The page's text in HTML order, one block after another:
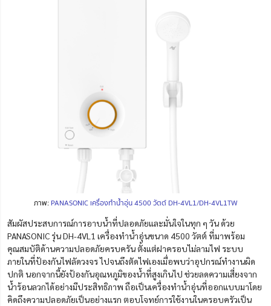
ภาพ: PANASONIC เครื่องทำน้ำอุ่น 4500 วัตต์ DH-4VL1/DH-4VL1TW
สัมผัสประสบการณ์การอาบน้ำที่ปลอดภัยและมั่นใจในทุก ๆ วัน ด้วย
PANASONIC รุ่น DH-4VL1 เครื่องทำน้ำอุ่นขนาด 4500 วัตต์ ที่มาพร้อม
คุณสมบัติด้านความปลอดภัยครบครัน ตั้งแต่ฝาครอบไม่ลามไฟ ระบบ
ภายในที่ป้องกันไฟลัดวงจร ไปจนถึงตัดไฟเองเมื่อพบว่าอุปกรณ์ทำงานผิด
ปกติ นอกจากนี้ยังป้องกันอุณหภูมิของน้ำที่สูงเกินไป ช่วยลดความเสี่ยงจาก
น้ำร้อนลวกได้อย่างมีประสิทธิภาพ ถือเป็นเครื่องทำน้ำอุ่นที่ออกแบบมาโดย
คิดถึงความปลอดภัยเป็นอย่างแรก ตอบโจทย์การใช้งานในครอบครัวเป็น